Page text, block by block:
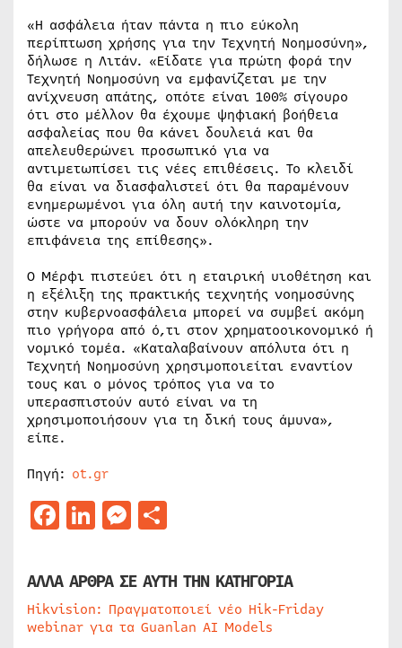
«Η ασφάλεια ήταν πάντα η πιο εύκολη
περίπτωση χρήσης για την Τεχνητή Νοημοσύνη»,
δήλωσε η Λιτάν. «Είδατε για πρώτη φορά την
Τεχνητή Νοημοσύνη να εμφανίζεται με την
ανίχνευση απάτης, οπότε είναι 100% σίγουρο
ότι στο μέλλον θα έχουμε ψηφιακή βοήθεια
ασφαλείας που θα κάνει δουλειά και θα
απελευθερώνει προσωπικό για να
αντιμετωπίσει τις νέες επιθέσεις. Το κλειδί
θα είναι να διασφαλιστεί ότι θα παραμένουν
ενημερωμένοι για όλη αυτή την καινοτομία,
ώστε να μπορούν να δουν ολόκληρη την
επιφάνεια της επίθεσης».
Ο Μέρφι πιστεύει ότι η εταιρική υιοθέτηση και
η εξέλιξη της πρακτικής τεχνητής νοημοσύνης
στην κυβερνοασφάλεια μπορεί να συμβεί ακόμη
πιο γρήγορα από ό,τι στον χρηματοοικονομικό ή
νομικό τομέα. «Καταλαβαίνουν απόλυτα ότι η
Τεχνητή Νοημοσύνη χρησιμοποιείται εναντίον
τους και ο μόνος τρόπος για να το
υπερασπιστούν αυτό είναι να τη
χρησιμοποιήσουν για τη δική τους άμυνα»,
είπε.
Πηγή: ot.gr
Facebook
LinkedIn
Messenger
ΑΛΛΑ ΑΡΘΡΑ ΣΕ ΑΥΤΗ ΤΗΝ ΚΑΤΗΓΟΡΙΑ
Hikvision: Πραγματοποιεί νέο Hik-Friday
webinar για τα Guanlan AI Models